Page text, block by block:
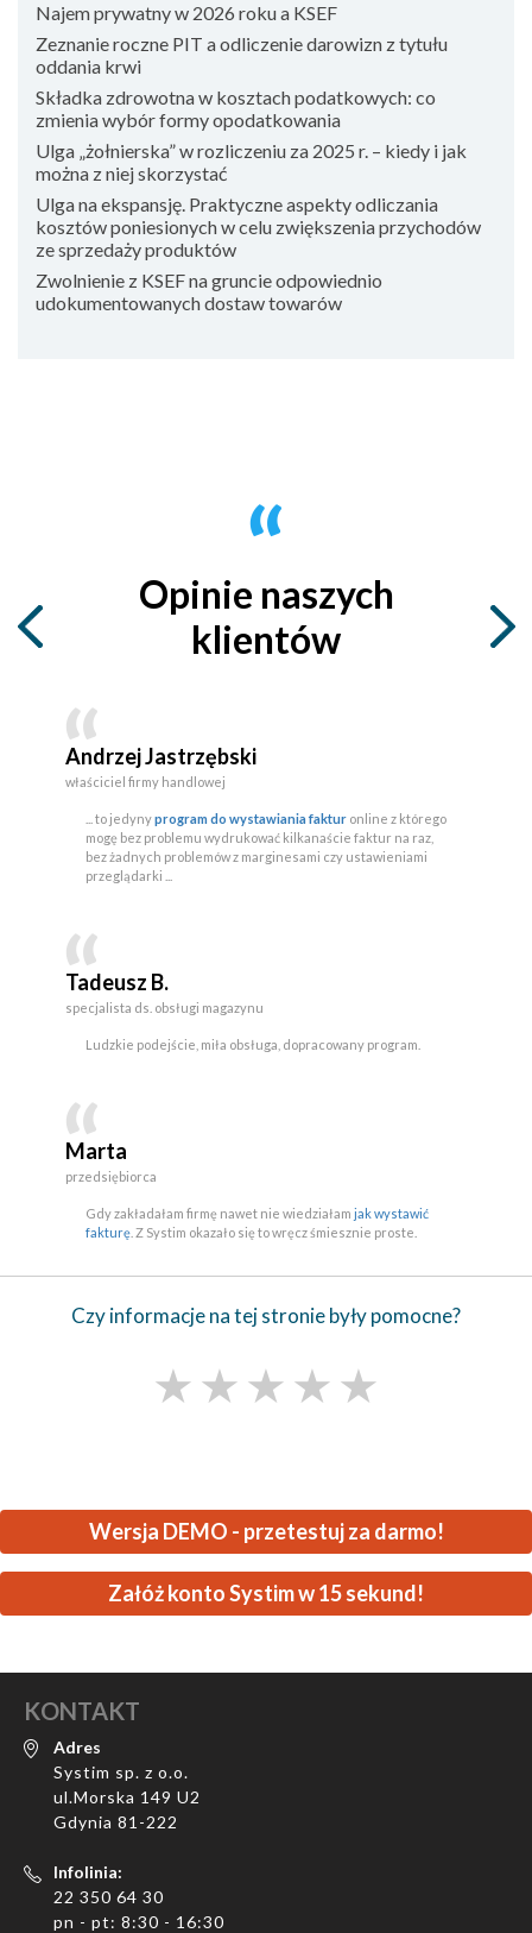
Najem prywatny w 2026 roku a KSEF
Zeznanie roczne PIT a odliczenie darowizn z tytułu
oddania krwi
Składka zdrowotna w kosztach podatkowych: co
zmienia wybór formy opodatkowania
Ulga „żołnierska” w rozliczeniu za 2025 r. – kiedy i jak
można z niej skorzystać
Ulga na ekspansję. Praktyczne aspekty odliczania
kosztów poniesionych w celu zwiększenia przychodów
ze sprzedaży produktów
Zwolnienie z KSEF na gruncie odpowiednio
udokumentowanych dostaw towarów
Opinie naszych
klientów
Andrzej Jastrzębski
właściciel firmy handlowej
... to jedynyprogram do wystawiania fakturonline z którego
mogę bez problemu wydrukować kilkanaście faktur na raz,
bez żadnych problemów z marginesami czy ustawieniami
przeglądarki ...
Tadeusz B.
specjalista ds. obsługi magazynu
Ludzkie podejście, miła obsługa, dopracowany program.
Marta
przedsiębiorca
Gdy zakładałam firmę nawet nie wiedziałam jak wystawić
fakturę. Z Systim okazało się to wręcz śmiesznie proste.
Czy informacje na tej stronie były pomocne?
★★★★★
Wersja DEMO - przetestuj za darmo!
Załóż konto Systim w 15 sekund!
KONTAKT
Adres
Systim sp. z o.o.
ul.Morska 149 U2
Gdynia 81-222
Infolinia:
22 350 64 30
pn - pt: 8:30 - 16:30